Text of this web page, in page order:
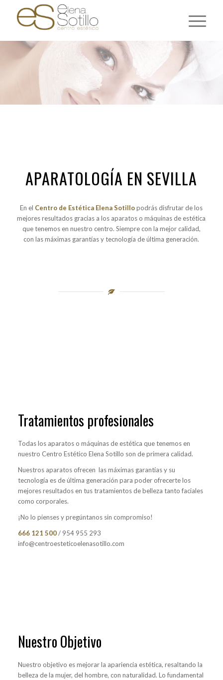
APARATOLOGÍA EN SEVILLA
En el Centro de Estética Elena Sotillopodrás disfrutar de los
mejores resultados gracias a los aparatos o máquinas de estética
que tenemos en nuestro centro. Siempre con la mejor calidad,
con las máximas garantías y tecnología de última generación.
Tratamientos profesionales
Todas los aparatos o máquinas de estética que tenemos en
nuestro Centro Estético Elena Sotillo son de primera calidad.
Nuestros aparatos ofrecen las máximas garantías y su
tecnología es de última generación para poder ofrecerte los
mejores resultados en tus tratamientos de belleza tanto faciales
como corporales.
¡No lo pienses y pregúntanos sin compromiso!
666 121 500/ 954 955 293
info@centroesteticoelenasotillo.com
Nuestro Objetivo
Nuestro objetivo es mejorar la apariencia estética, resaltando la
belleza de la mujer, del hombre, con naturalidad. Lo fundamental